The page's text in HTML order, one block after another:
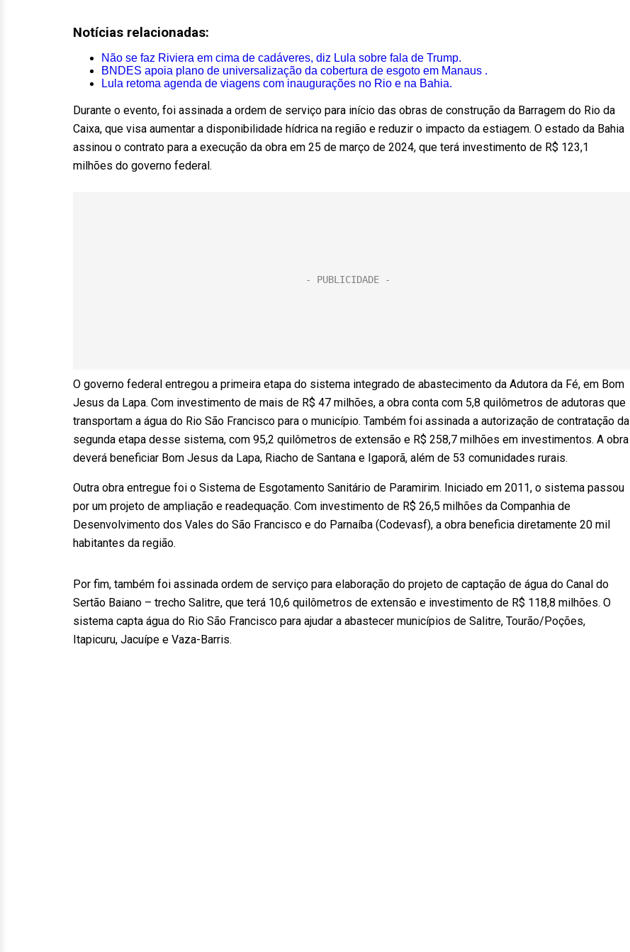
Notícias relacionadas:
Não se faz Riviera em cima de cadáveres, diz Lula sobre fala de Trump.
BNDES apoia plano de universalização da cobertura de esgoto em Manaus .
Lula retoma agenda de viagens com inaugurações no Rio e na Bahia.
Durante o evento, foi assinada a ordem de serviço para início das obras de construção da Barragem do Rio da
Caixa, que visa aumentar a disponibilidade hídrica na região e reduzir o impacto da estiagem. O estado da Bahia
assinou o contrato para a execução da obra em 25 de março de 2024, que terá investimento de R$ 123,1
milhões do governo federal.
O governo federal entregou a primeira etapa do sistema integrado de abastecimento da Adutora da Fé, em Bom
Jesus da Lapa. Com investimento de mais de R$ 47 milhões, a obra conta com 5,8 quilômetros de adutoras que
transportam a água do Rio São Francisco para o município. Também foi assinada a autorização de contratação da
segunda etapa desse sistema, com 95,2 quilômetros de extensão e R$ 258,7 milhões em investimentos. A obra
deverá beneficiar Bom Jesus da Lapa, Riacho de Santana e Igaporã, além de 53 comunidades rurais.
Outra obra entregue foi o Sistema de Esgotamento Sanitário de Paramirim. Iniciado em 2011, o sistema passou
por um projeto de ampliação e readequação. Com investimento de R$ 26,5 milhões da Companhia de
Desenvolvimento dos Vales do São Francisco e do Parnaíba (Codevasf), a obra beneficia diretamente 20 mil
habitantes da região.
Por fim, também foi assinada ordem de serviço para elaboração do projeto de captação de água do Canal do
Sertão Baiano – trecho Salitre, que terá 10,6 quilômetros de extensão e investimento de R$ 118,8 milhões. O
sistema capta água do Rio São Francisco para ajudar a abastecer municípios de Salitre, Tourão/Poções,
Itapicuru, Jacuípe e Vaza-Barris.